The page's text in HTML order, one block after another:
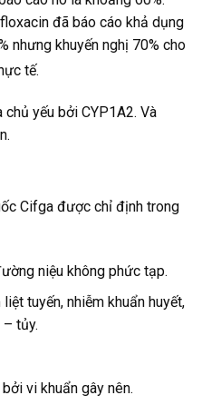
đã báo cáo khả dụng
nhưng khuyến nghị 70% cho
tế.
yếu bởi CYP1A2. Và
Cifga được chỉ định trong
niệu không phức tạp.
tuyến, nhiễm khuẩn huyết,
tủy.
vi khuẩn gây nên.